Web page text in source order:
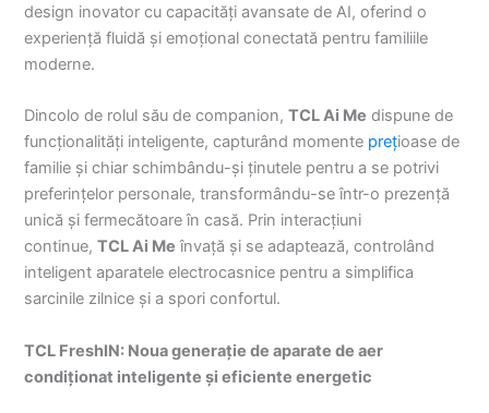
design inovator cu capacități avansate de AI, oferind o
experiență fluidă și emoțional conectată pentru familiile
moderne.
Dincolo de rolul său de companion,TCL Ai Me dispune de
funcționalități inteligente, capturând momente prețioase de
familie și chiar schimbându-și ținutele pentru a se potrivi
preferințelor personale, transformându-se într-o prezență
unică și fermecătoare în casă. Prin interacțiuni
continue,TCL Ai Me învață și se adaptează, controlând
inteligent aparatele electrocasnice pentru a simplifica
sarcinile zilnice și a spori confortul.
TCL FreshIN: Noua generație de aparate de aer
condiționat inteligente și eficiente energetic